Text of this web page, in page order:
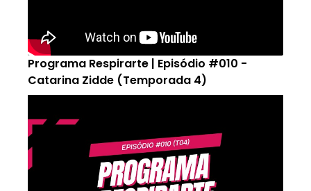
Programa Respirarte | Episódio #010 -
Catarina Zidde (Temporada 4)